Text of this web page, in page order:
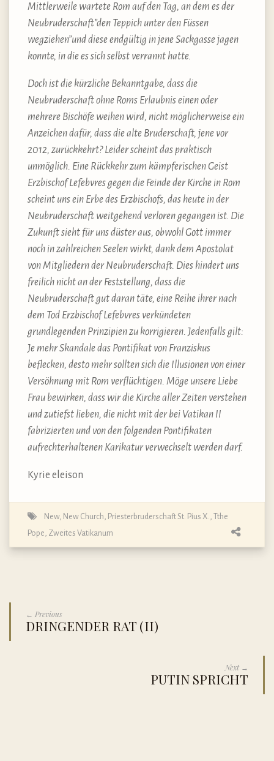
Mittlerweile wartete Rom auf den Tag, an dem es der
Neubruderschaft”den Teppich unter den Füssen
wegziehen”und diese endgültig in jene Sackgasse jagen
konnte, in die es sich selbst verrannt hatte.
Doch ist die kürzliche Bekanntgabe, dass die
Neubruderschaft ohne Roms Erlaubnis einen oder
mehrere Bischöfe weihen wird, nicht möglicherweise ein
Anzeichen dafür, dass die alte Bruderschaft, jene vor
2012, zurückkehrt? Leider scheint das praktisch
unmöglich. Eine Rückkehr zum kämpferischen Geist
Erzbischof Lefebvres gegen die Feinde der Kirche in Rom
scheint uns ein Erbe des Erzbischofs, das heute in der
Neubruderschaft weitgehend verloren gegangen ist. Die
Zukunft sieht für uns düster aus, obwohl Gott immer
noch in zahlreichen Seelen wirkt, dank dem Apostolat
von Mitgliedern der Neubruderschaft. Dies hindert uns
freilich nicht an der Feststellung, dass die
Neubruderschaft gut daran täte, eine Reihe ihrer nach
dem Tod Erzbischof Lefebvres verkündeten
grundlegenden Prinzipien zu korrigieren. Jedenfalls gilt:
Je mehr Skandale das Pontifikat von Franziskus
beflecken, desto mehr sollten sich die Illusionen von einer
Versöhnung mit Rom verflüchtigen. Möge unsere Liebe
Frau bewirken, dass wir die Kirche aller Zeiten verstehen
und zutiefst lieben, die nicht mit der bei Vatikan II
fabrizierten und von den folgenden Pontifikaten
aufrechterhaltenen Karikatur verwechselt werden darf.
Kyrie eleison
New, New Church Priesterbruderschaft St. Pius X.
Tthe
Pope Zweites Vatikanum
← Previous
DRINGENDER RAT (II)
Next →
PUTIN SPRICHT